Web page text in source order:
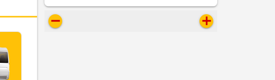
remove add